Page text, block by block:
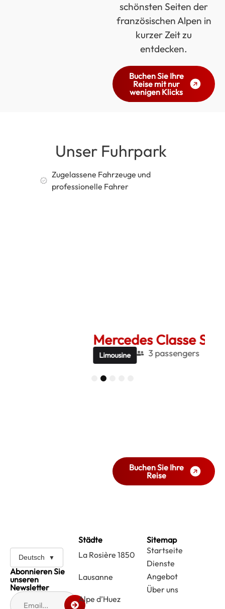
schönsten Seiten der
französischen Alpen in
kurzer Zeit zu
entdecken.
Buchen Sie Ihre
Reise mit nur
wenigen Klicks
Unser Fuhrpark
Zugelassene Fahrzeuge und
professionelle Fahrer
Mercedes Classe S
3 passengers
5
Buchen Sie Ihre
Reise
Deutsch
Abonnieren Sie
unseren
Newsletter
Städte
La Rosière 1850
Lausanne
Alpe d’Huez
Sitemap
Startseite
Dienste
Angebot
Über uns